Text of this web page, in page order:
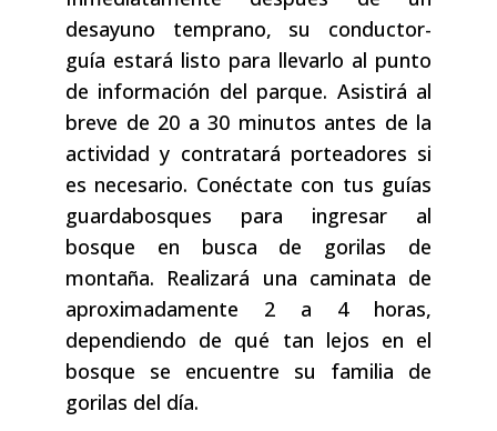
desayuno temprano, su conductor-
guía estará listo para llevarlo al punto
de información del parque. Asistirá al
breve de 20 a 30 minutos antes de la
actividad y contratará porteadores si
es necesario. Conéctate con tus guías
guardabosques para ingresar al
bosque en busca de gorilas de
montaña. Realizará una caminata de
aproximadamente 2 a 4 horas,
dependiendo de qué tan lejos en el
bosque se encuentre su familia de
gorilas del día.